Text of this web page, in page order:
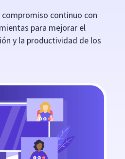
continuo con
para mejorar el
y la productividad de los